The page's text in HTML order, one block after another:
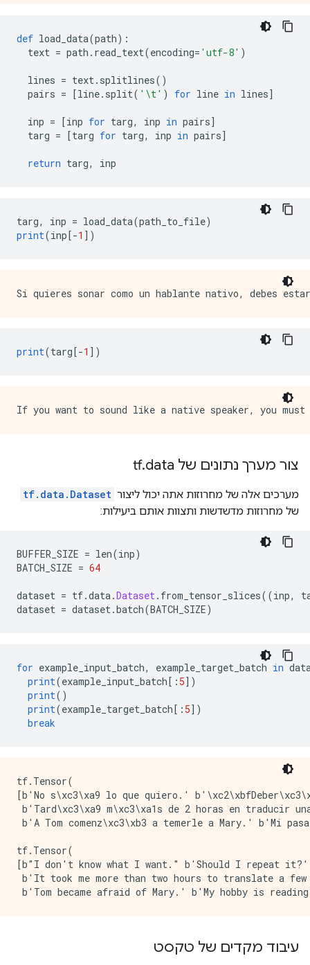
def load_data(path):
text = path . read_text(encoding= 'utf-8' )
lines = text . splitlines()
pairs = [line. split( '\t' ) for line in lines]
inp = [inp for targ, inp in pairs]
targ = [targ for targ, inp in pairs]
return targ, inp
targ, inp = load_data(path_to_file)
print(inp[-1 ])
print(targ[-1 ])
צור מערך נתונים של tf .data
מערכים אלה של מחרוזות אתה יכול ליצור tf.data.Dataset
של מחרוזות מדשדשות ותצוות אותם ביעילות:
BUFFER_SIZE = len(inp)
BATCH_SIZE = 64
dataset = tf.data .Dataset . from_tensor_slices((inp,
dataset = dataset .batch(BATCH_SIZE)
for example_input_batch, example_target_batch in
print(example_input_batch[: 5])
print()
print(example_target_batch[: 5])
break
tf.Tensor(
[b'No s\xc3\xa9 lo que quiero.'
b'Tard\xc3\xa9 m\xc3\xa1s de 2 horas en traducir
b'A Tom comenz\xc3\xb3 a temerle a Mary.' b'Mi
tf.Tensor(
[b"I don't know what I want." b'Should I repeat it?'
b'It took me more than two hours to translate a
עיבוד מקדים של טקסט